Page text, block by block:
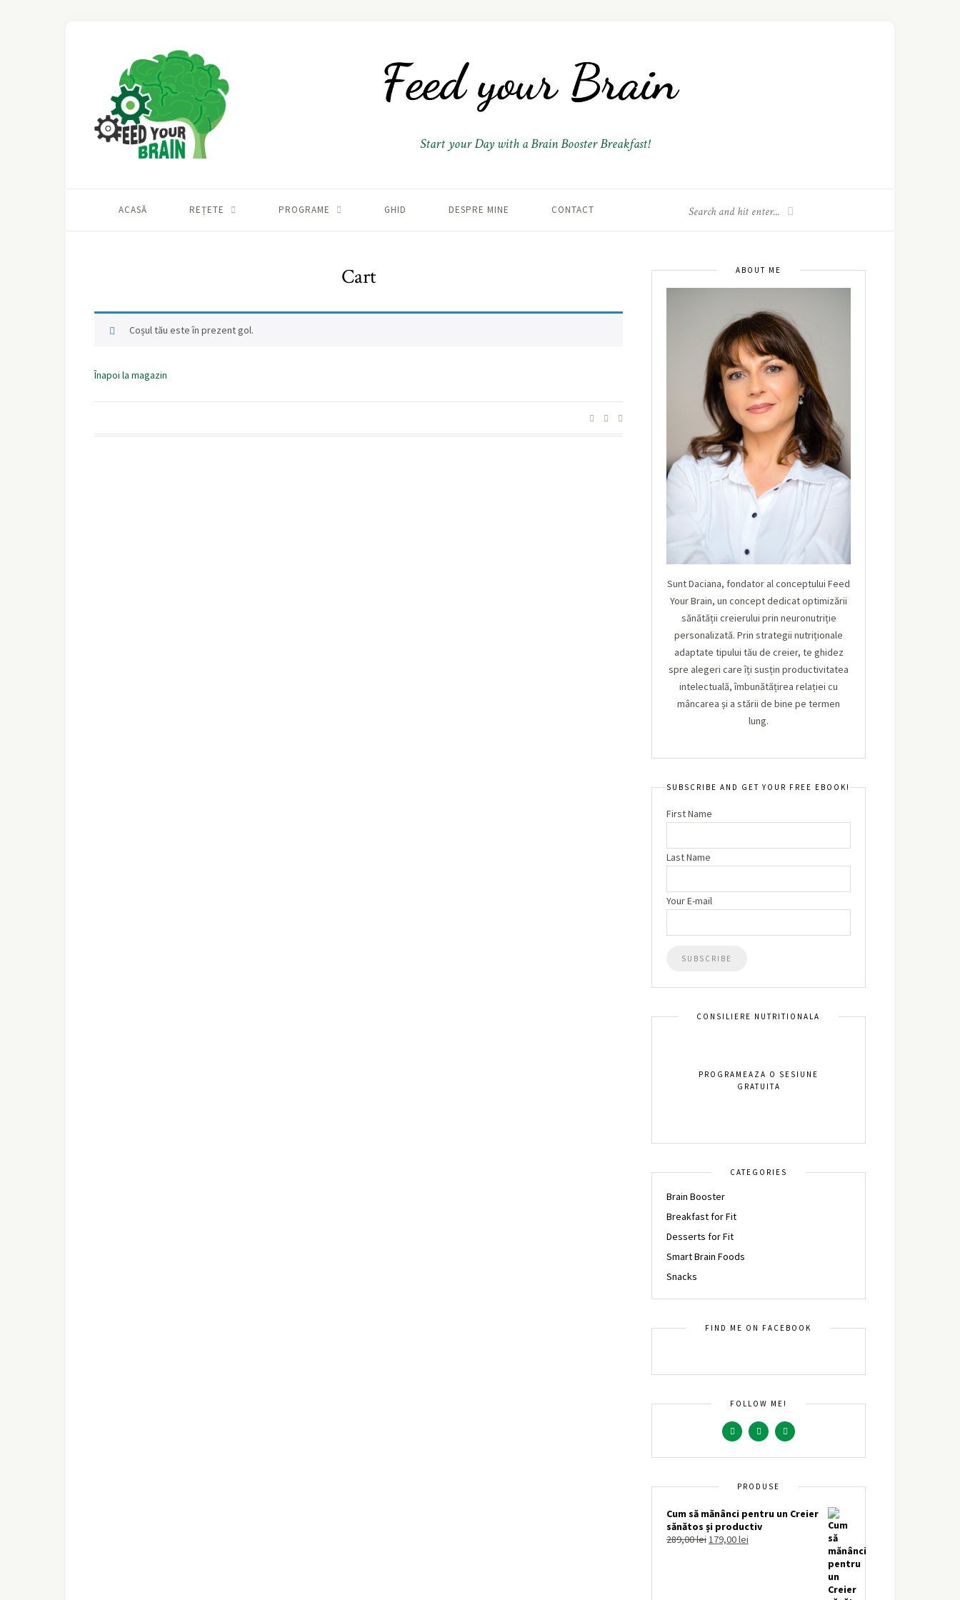
Start your Day with a Brain Booster Breakfast!
ACASĂ REȚETE PROGRAME GHID DESPRE MINE CONTACT
Cart
Coșul tău este în prezent gol.
Înapoi la magazin
ABOUT ME
Sunt Daciana, fondator al conceptului Feed
Your Brain, un concept dedicat optimizării
sănătății creierului prin neuronutriție
personalizată. Prin strategii nutriționale
adaptate tipului tău de creier, te ghidez
spre alegeri care îți susțin productivitatea
intelectuală, îmbunătățirea relației cu
mâncarea și a stării de bine pe termen
lung.
SUBSCRIBE AND GET YOUR FREE EBOOK!
First Name
Last Name
Your E-mail
CONSILIERE NUTRITIONALA
PROGRAMEAZA O SESIUNE
GRATUITA
CATEGORIES
Brain Booster
Breakfast for Fit
Desserts for Fit
Smart Brain Foods
Snacks
FIND ME ON FACEBOOK
FOLLOW ME!
PRODUSE
Cum să mănânci pentru un Creier
sănătos și productiv
289,00lei179,00lei